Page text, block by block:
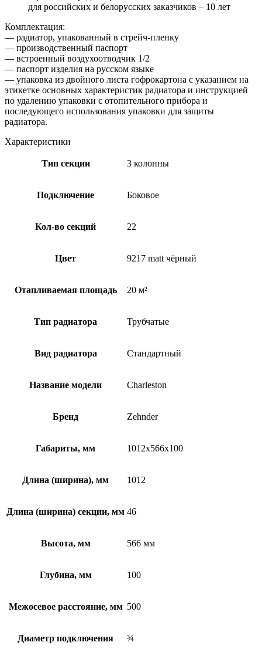
для российских и белорусских заказчиков – 10 лет
Комплектация:
— радиатор, упакованный в стрейч-пленку
— производственный паспорт
— встроенный воздухоотводчик 1/2
— паспорт изделия на русском языке
— упаковка из двойного листа гофрокартона с указанием на
этикетке основных характеристик радиатора и инструкцией
по удалению упаковки с отопительного прибора и
последующего использования упаковки для защиты
радиатора.
Характеристики
Тип секции 3 колонны
Подключение Боковое
Кол-во секций 22
Цвет 9217 matt чёрный
Отапливаемая площадь 20 м²
Тип радиатора Трубчатые
Вид радиатора Стандартный
Название модели Charleston
Бренд Zehnder
Габариты, мм 1012x566x100
Длина (ширина), мм 1012
Длина (ширина) секции, мм 46
Высота, мм 566 мм
Глубина, мм 100
Межосевое расстояние, мм 500
Диаметр подключения ¾